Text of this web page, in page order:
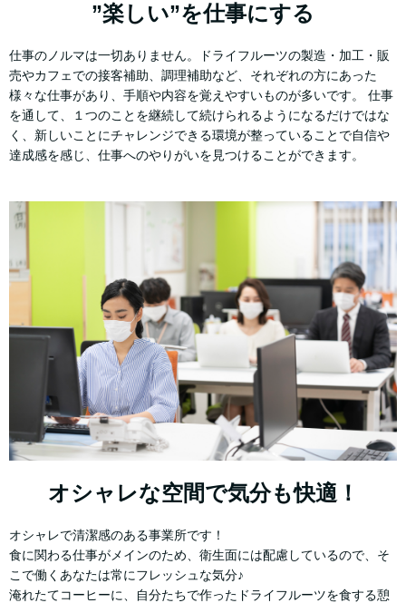
”楽しい”を仕事にする
仕事のノルマは一切ありません。ドライフルーツの製造・加工・販
売やカフェでの接客補助、調理補助など、それぞれの方にあった
様々な仕事があり、手順や内容を覚えやすいものが多いです。 仕事
を通して、１つのことを継続して続けられるようになるだけではな
く、新しいことにチャレンジできる環境が整っていることで自信や
達成感を感じ、仕事へのやりがいを見つけることができます。
オシャレな空間で気分も快適！
オシャレで清潔感のある事業所です！
食に関わる仕事がメインのため、衛生面には配慮しているので、そ
こで働くあなたは常にフレッシュな気分♪
淹れたてコーヒーに、自分たちで作ったドライフルーツを食する憩